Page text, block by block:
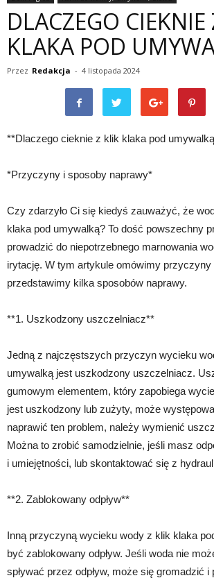
DLACZEGO
KLAKA POD
Przez Redakcja - 4 listopada 2024
**Dlaczego cieknie z klik klaka pod
*Przyczyny i sposoby naprawy*
Czy zdarzyło Ci się kiedyś zauważyć, że
klaka pod umywalką? To dość powszechny
prowadzić do niepotrzebnego marnowania
irytację. W tym artykule omówimy przyczyny
przedstawimy kilka sposobów naprawy.
**1. Uszkodzony uszczelniacz**
Jedną z najczęstszych przyczyn wycieku
umywalką jest uszkodzony uszczelniacz.
gumowym elementem, który zapobiega
jest uszkodzony lub zużyty, może
naprawić ten problem, należy wymienić
Można to zrobić samodzielnie, jeśli masz
i umiejętności, lub skontaktować się z
**2. Zablokowany odpływ**
Inną przyczyną wycieku wody z klik klaka
być zablokowany odpływ. Jeśli woda nie
spływać przez odpływ, może się gromadzić